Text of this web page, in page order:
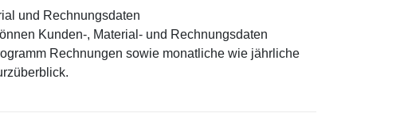
und Rechnungsdaten
Kunden-, Material- und Rechnungsdaten
Rechnungen sowie monatliche wie jährliche